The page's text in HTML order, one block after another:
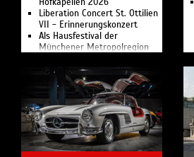
Liberation Concert St. Ottilien
VII - Erinnerungskonzert
Als Hausfestival der
Münchener Metropolregion
Artfestival AMMERSEErenade
an den idyllischen Ammersee